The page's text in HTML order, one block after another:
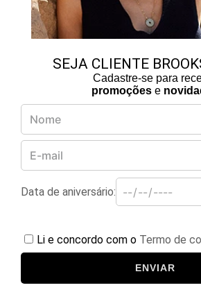
SEJA CLIENTE
Cadastre-se para
promoções e
Data de aniversário:
Li e concordo com o Termo de
ENVIAR